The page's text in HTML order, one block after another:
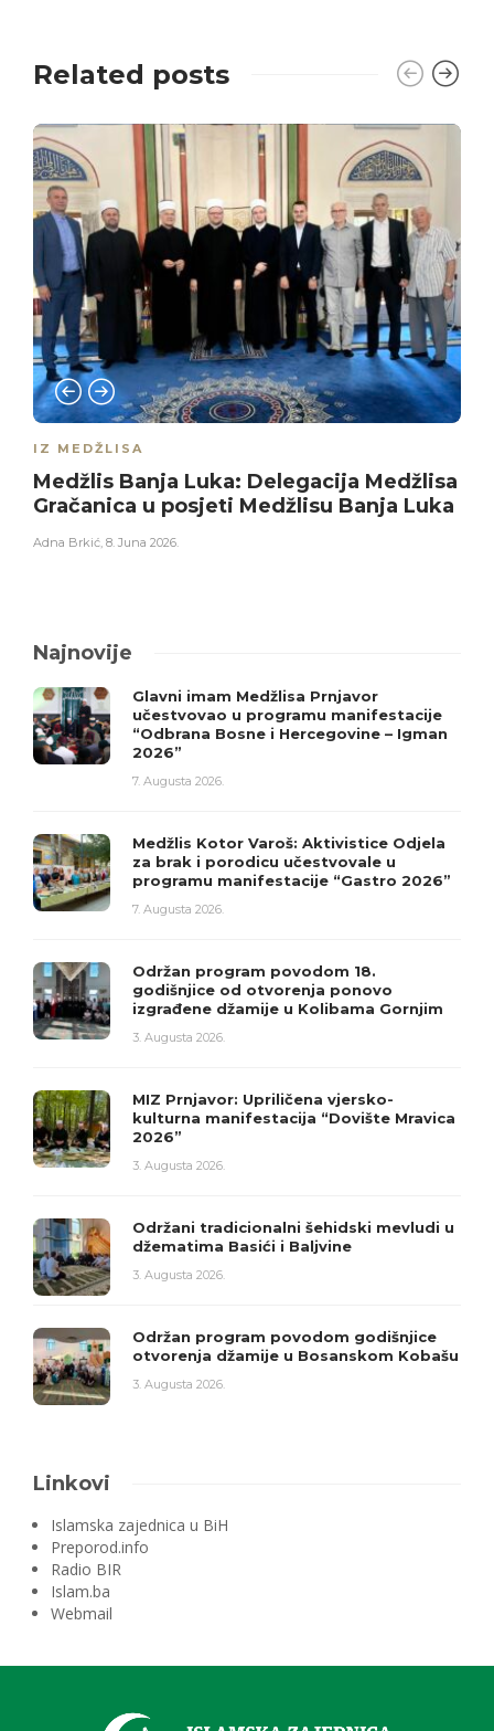
Related posts
IZ MEDŽLISA
Medžlis Banja Luka: Delegacija Medžlisa
Gračanica u posjeti Medžlisu Banja Luka
Adna Brkić, 8. Juna 2026.
Najnovije
Glavni imam Medžlisa Prnjavor
učestvovao u programu manifestacije
“Odbrana Bosne i Hercegovine – Igman
2026”
7. Augusta 2026.
Medžlis Kotor Varoš: Aktivistice Odjela
za brak i porodicu učestvovale u
programu manifestacije “Gastro 2026”
7. Augusta 2026.
Održan program povodom 18.
godišnjice od otvorenja ponovo
izgrađene džamije u Kolibama Gornjim
3. Augusta 2026.
MIZ Prnjavor: Upriličena vjersko-
kulturna manifestacija “Dovište Mravica
2026”
3. Augusta 2026.
Održani tradicionalni šehidski mevludi u
džematima Basići i Baljvine
3. Augusta 2026.
Održan program povodom godišnjice
otvorenja džamije u Bosanskom Kobašu
3. Augusta 2026.
Linkovi
Islamska zajednica u BiH
Preporod.info
Radio BIR
Islam.ba
Webmail